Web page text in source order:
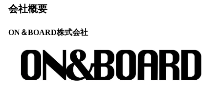
会社概要
ON＆BOARD株式会社